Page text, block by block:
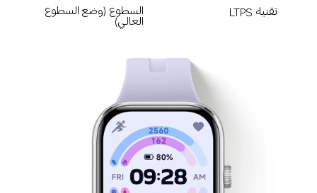
السطوع (وضع السطوع
العالي)
تقنية LTPS